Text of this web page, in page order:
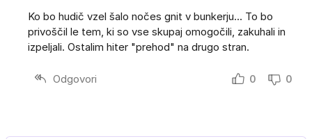
Ko bo hudič vzel šalo nočes gnit v bunkerju... To bo
privoščil le tem, ki so vse skupaj omogočili, zakuhali in
izpeljali. Ostalim hiter "prehod" na drugo stran.
Odgovori 0 0